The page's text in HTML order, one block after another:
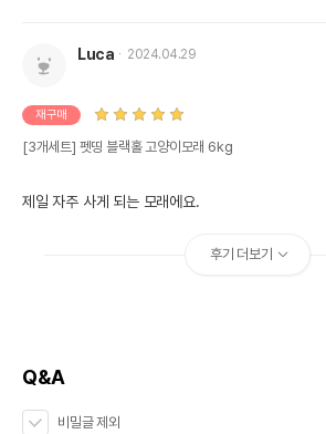
Luca 2024.04.29
재구매
[3개세트] 펫띵 블랙홀 고양이모래 6kg
제일 자주 사게 되는 모래에요.
후기 더보기
Q&A
비밀글 제외